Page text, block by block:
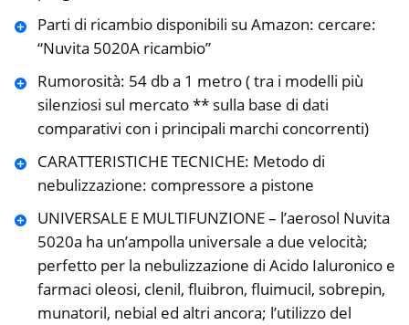
Parti di ricambio disponibili su Amazon: cercare:
“Nuvita 5020A ricambio”
Rumorosità: 54 db a 1 metro ( tra i modelli più
silenziosi sul mercato ** sulla base di dati
comparativi con i principali marchi concorrenti)
CARATTERISTICHE TECNICHE: Metodo di
nebulizzazione: compressore a pistone
UNIVERSALE E MULTIFUNZIONE – l’aerosol Nuvita
5020a ha un’ampolla universale a due velocità;
perfetto per la nebulizzazione di Acido Ialuronico e
farmaci oleosi, clenil, fluibron, fluimucil, sobrepin,
munatoril, nebial ed altri ancora; l’utilizzo del